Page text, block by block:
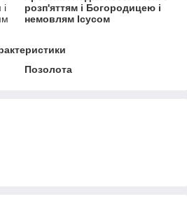
розп'яттям і Богородицею і
немовлям Ісусом
Позолота